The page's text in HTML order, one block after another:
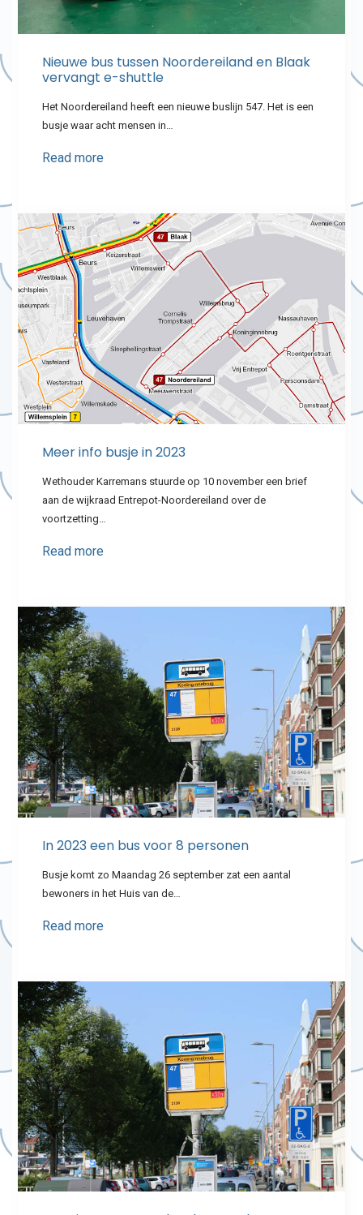
Nieuwe bus tussen Noordereiland en Blaak
vervangt e-shuttle
Het Noordereiland heeft een nieuwe buslijn 547. Het is een
busje waar acht mensen in…
Read more
Meer info busje in 2023
Wethouder Karremans stuurde op 10 november een brief
aan de wijkraad Entrepot-Noordereiland over de
voortzetting…
Read more
In 2023 een bus voor 8 personen
Busje komt zo Maandag 26 september zat een aantal
bewoners in het Huis van de…
Read more